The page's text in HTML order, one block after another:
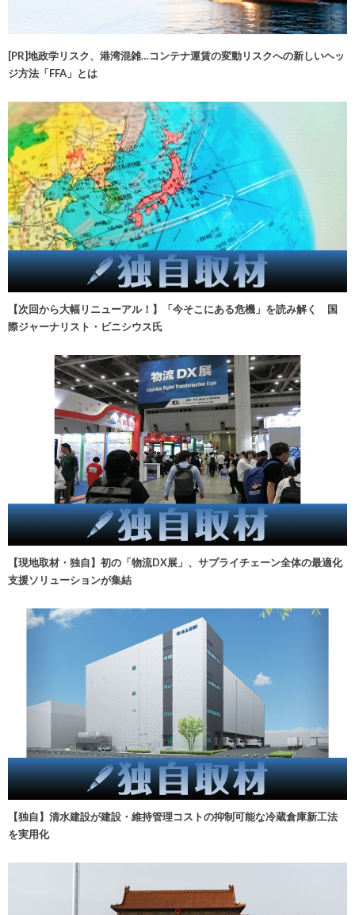
[PR]地政学リスク、港湾混雑…コンテナ運賃の変動リスクへの新しいヘッ
ジ方法「FFA」とは
【次回から大幅リニューアル！】「今そこにある危機」を読み解く 国
際ジャーナリスト・ビニシウス氏
【現地取材・独自】初の「物流DX展」、サプライチェーン全体の最適化
支援ソリューションが集結
【独自】清水建設が建設・維持管理コストの抑制可能な冷蔵倉庫新工法
を実用化